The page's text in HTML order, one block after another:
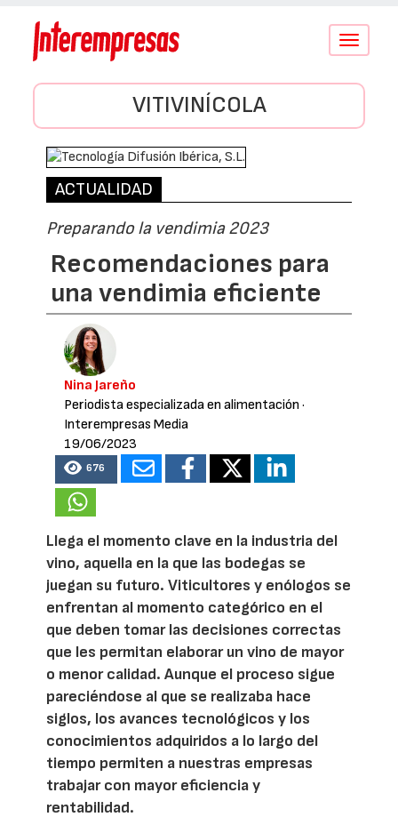
Conmutar
VITIVINÍCOLA
ACTUALIDAD
Preparando la vendimia 2023
Recomendaciones para
una vendimia eficiente
Nina Jareño
Periodista especializada en alimentación ·
Interempresas Media
19/06/2023
676
Llega el momento clave en la industria del
vino, aquella en la que las bodegas se
juegan su futuro. Viticultores y enólogos se
enfrentan al momento categórico en el
que deben tomar las decisiones correctas
que les permitan elaborar un vino de mayor
o menor calidad. Aunque el proceso sigue
pareciéndose al que se realizaba hace
siglos, los avances tecnológicos y los
conocimientos adquiridos a lo largo del
tiempo permiten a nuestras empresas
trabajar con mayor eficiencia y
rentabilidad.